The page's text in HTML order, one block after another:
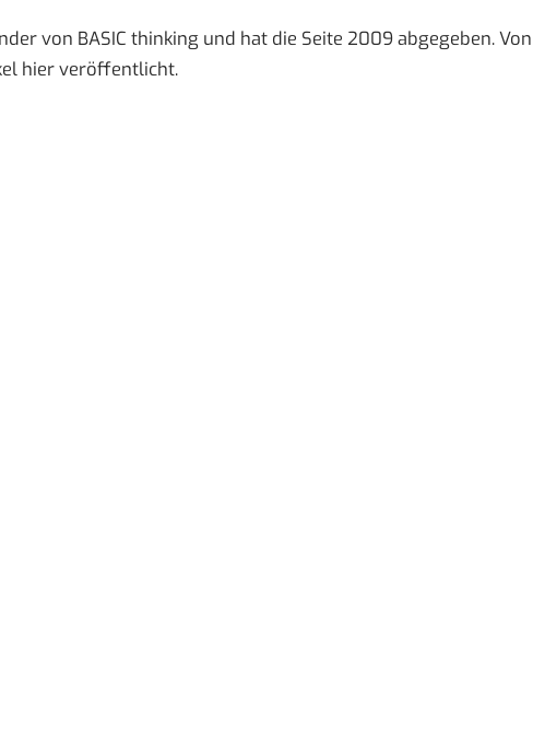
von BASIC thinking und hat die Seite 2009 abgegeben. Von
hier veröffentlicht.